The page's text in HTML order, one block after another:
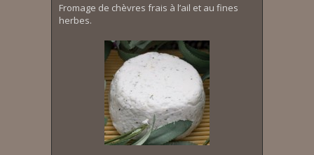
Fromage de chèvres frais à l’ail et au fines
herbes.